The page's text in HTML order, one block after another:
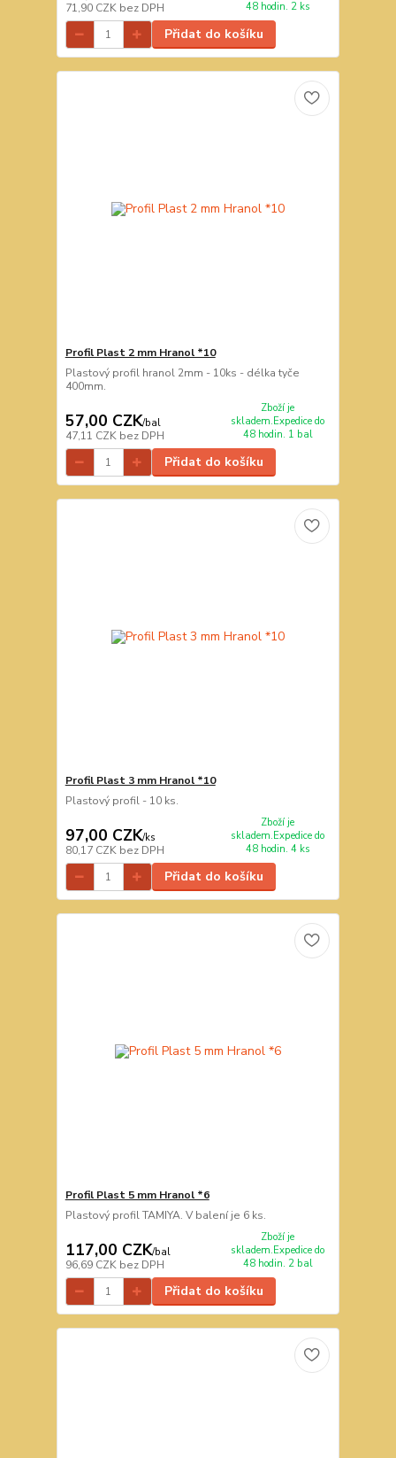
71,90 CZK bez DPH
48 hodin. 2 ks
Přidat do košíku
Profil Plast 2 mm Hranol *10
Plastový profil hranol 2mm - 10ks - délka tyče
400mm.
57,00 CZK/bal
47,11 CZK bez DPH
Zboží je
skladem.Expedice do
48 hodin. 1 bal
Přidat do košíku
Profil Plast 3 mm Hranol *10
Plastový profil - 10 ks.
97,00 CZK/ks
80,17 CZK bez DPH
Zboží je
skladem.Expedice do
48 hodin. 4 ks
Přidat do košíku
Profil Plast 5 mm Hranol *6
Plastový profil TAMIYA. V balení je 6 ks.
117,00 CZK/bal
96,69 CZK bez DPH
Zboží je
skladem.Expedice do
48 hodin. 2 bal
Přidat do košíku